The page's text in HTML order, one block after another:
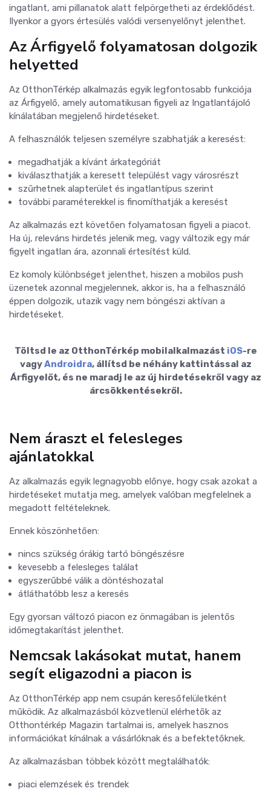
ingatlant, ami pillanatok alatt felpörgetheti az érdeklődést.
Ilyenkor a gyors értesülés valódi versenyelőnyt jelenthet.
Az Árfigyelő folyamatosan dolgozik
helyetted
Az OtthonTérkép alkalmazás egyik legfontosabb funkciója
az Árfigyelő, amely automatikusan figyeli az Ingatlantájoló
kínálatában megjelenő hirdetéseket.
A felhasználók teljesen személyre szabhatják a keresést:
megadhatják a kívánt árkategóriát
kiválaszthatják a keresett települést vagy városrészt
szűrhetnek alapterület és ingatlantípus szerint
további paraméterekkel is finomíthatják a keresést
Az alkalmazás ezt követően folyamatosan figyeli a piacot.
Ha új, releváns hirdetés jelenik meg, vagy változik egy már
figyelt ingatlan ára, azonnali értesítést küld.
Ez komoly különbséget jelenthet, hiszen a mobilos push
üzenetek azonnal megjelennek, akkor is, ha a felhasználó
éppen dolgozik, utazik vagy nem böngészi aktívan a
hirdetéseket.
Töltsd le az OtthonTérkép mobilalkalmazást iOS-re
vagyAndroidra, állítsd be néhány kattintással az
Árfigyelőt, és ne maradj le az új hirdetésekről vagy az
árcsökkentésekről.
Nem áraszt el felesleges
ajánlatokkal
Az alkalmazás egyik legnagyobb előnye, hogy csak azokat a
hirdetéseket mutatja meg, amelyek valóban megfelelnek a
megadott feltételeknek.
Ennek köszönhetően:
nincs szükség órákig tartó böngészésre
kevesebb a felesleges találat
egyszerűbbé válik a döntéshozatal
átláthatóbb lesz a keresés
Egy gyorsan változó piacon ez önmagában is jelentős
időmegtakarítást jelenthet.
Nemcsak lakásokat mutat, hanem
segít eligazodni a piacon is
Az OtthonTérkép app nem csupán keresőfelületként
működik. Az alkalmazásból közvetlenül elérhetők az
Otthontérkép Magazin tartalmai is, amelyek hasznos
információkat kínálnak a vásárlóknak és a befektetőknek.
Az alkalmazásban többek között megtalálhatók:
piaci elemzések és trendek